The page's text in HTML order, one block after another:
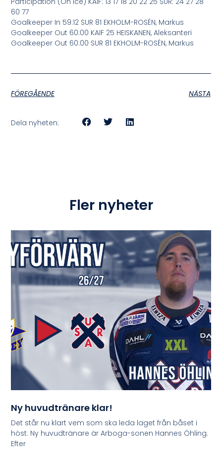
60 77
Goalkeeper In 59:12 SUR 81 EKHOLM-ROSÉN, Markus
Goalkeeper Out 60:00 KAIF 25 HEISKANEN, Aleksanteri
Goalkeeper Out 60:00 SUR 81 EKHOLM-ROSÉN, Markus
FÖREGÅENDE NÄSTA
Dela nyheten:
Fler nyheter
Ny huvudtränare klar!
Det står nu klart vem som ska leda laget från båset i
höst. Ny huvudtränare är Arboga-sonen Hannes Öhling.
Efter